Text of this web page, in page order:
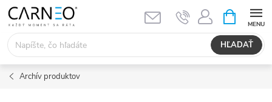
Prejsť
obsah
HĽADAŤ
KOŠÍK
Archív produktov